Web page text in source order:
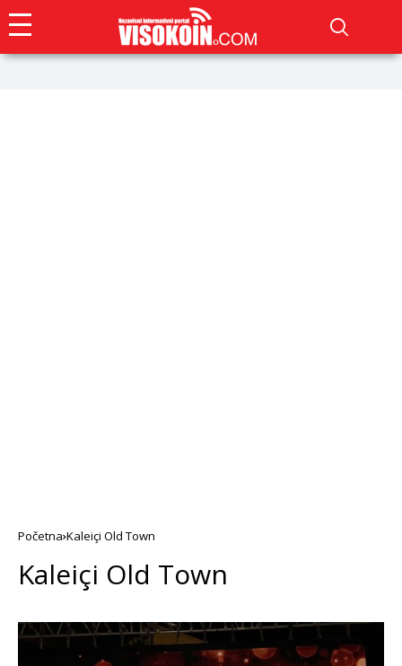
Početna Kaleiçi Old Town
Kaleiçi Old Town